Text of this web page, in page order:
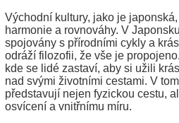
Východní kultury, jako je
harmonie a rovnováhy. V
spojovány s přírodními cykly a
odráží filozofii, že vše je propojeno.
kde se lidé zastaví, aby si užili
nad svými životními cestami. V
představují nejen fyzickou cestu,
osvícení a vnitřnímu míru.